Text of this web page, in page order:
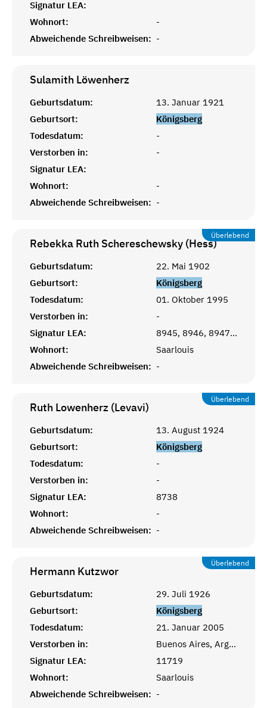
Signatur LEA:
Wohnort:
-
Abweichende Schreibweisen: -
Sulamith Löwenherz
Geburtsdatum:
13. Januar 1921
Geburtsort:
Königsberg
Todesdatum:
-
Verstorben in:
-
Signatur LEA:
Wohnort:
-
Abweichende Schreibweisen: -
Überlebend
Rebekka Ruth Schereschewsky (Hess)
Geburtsdatum:
22. Mai 1902
Geburtsort:
Königsberg
Todesdatum:
01. Oktober 1995
Verstorben in:
-
Signatur LEA:
8945, 8946, 8947, 8948
Wohnort:
Saarlouis
Abweichende Schreibweisen: -
Überlebend
Ruth Lowenherz (Levavi)
Geburtsdatum:
13. August 1924
Geburtsort:
Königsberg
Todesdatum:
-
Verstorben in:
-
Signatur LEA:
8738
Wohnort:
-
Abweichende Schreibweisen: -
Überlebend
Hermann Kutzwor
Geburtsdatum:
29. Juli 1926
Geburtsort:
Königsberg
Todesdatum:
21. Januar 2005
Verstorben in:
Buenos Aires, Argentinien
Signatur LEA:
11719
Wohnort:
Saarlouis
Abweichende Schreibweisen: -